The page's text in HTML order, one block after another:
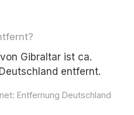
Gibraltar ist ca.
entfernt.
Entfernung Deutschland